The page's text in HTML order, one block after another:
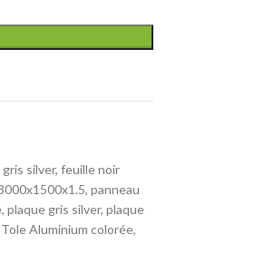
silver, feuille noir
, panneau
, plaque gris silver, plaque
Tole Aluminium colorée,